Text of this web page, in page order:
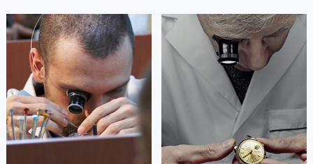
杰登·奥斯卡里昂
资深浪琴技师
是北京西城区浪琴维修服务中心
(北京浪琴维修服务点)
的高级技师之一
Beijing 浪琴 Maintain center
 北京西城区浪琴维修
查尔斯·彼得艾伯特
资深浪琴技师
是北京丰台区浪琴维修服务中心
(北京浪琴维修服务点)
的高级技师之一
Beijing 浪琴 Maintain center
 北京丰台区浪琴维修